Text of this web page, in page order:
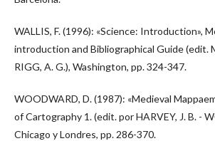
WALLIS, F. (1996): «Science: Introduction»,
introduction and Bibliographical Guide (edit.
RIGG, A. G.), Washington, pp. 324-347.
WOODWARD, D. (1987): «Medieval
of Cartography 1. (edit. por HARVEY, J. B. -
Chicago y Londres, pp. 286-370.